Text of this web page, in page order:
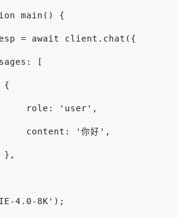
main() {
= await client.chat({
[
{
role: 'user',
content: '你好',
},
4.0-8K');